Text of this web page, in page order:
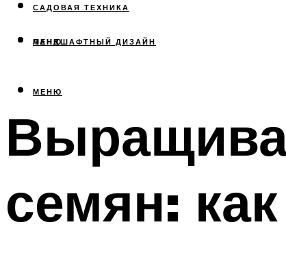
САДОВАЯ ТЕХНИКА
ЛАНДШАФТНЫЙ ДИЗАЙН
МЕНЮ
МЕНЮ
семян: